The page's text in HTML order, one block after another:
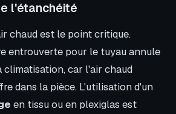
l'étanchéité
chaud est le point critique.
entrouverte pour le tuyau annule
climatisation, car l'air chaud
dans la pièce. L'utilisation d'un
en tissu ou en plexiglas est